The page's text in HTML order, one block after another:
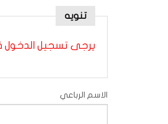
تنويه
يرجى تسجيل الدخول
الاسم الرباعي